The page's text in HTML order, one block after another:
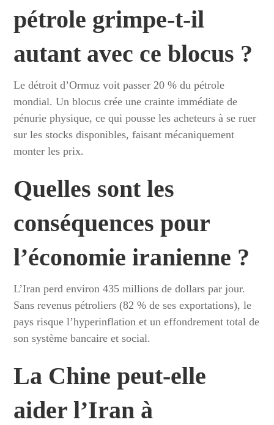
pétrole grimpe-t-il
autant avec ce blocus ?
Le détroit d’Ormuz voit passer 20 % du pétrole
mondial. Un blocus crée une crainte immédiate de
pénurie physique, ce qui pousse les acheteurs à se ruer
sur les stocks disponibles, faisant mécaniquement
monter les prix.
Quelles sont les
conséquences pour
l’économie iranienne ?
L’Iran perd environ 435 millions de dollars par jour.
Sans revenus pétroliers (82 % de ses exportations), le
pays risque l’hyperinflation et un effondrement total de
son système bancaire et social.
La Chine peut-elle
aider l’Iran à